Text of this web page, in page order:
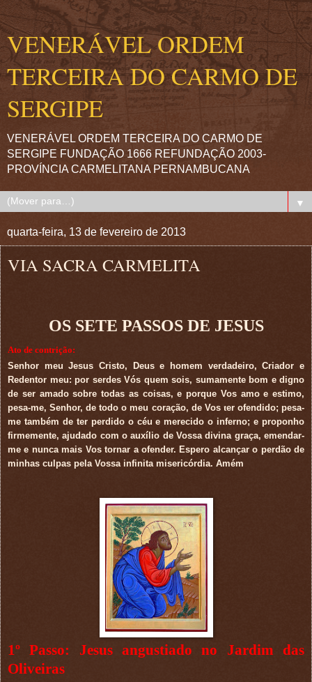
VENERÁVEL ORDEM
TERCEIRA DO CARMO DE
SERGIPE
VENERÁVEL ORDEM TERCEIRA DO CARMO DE
SERGIPE FUNDAÇÃO 1666 REFUNDAÇÃO 2003-
PROVÍNCIA CARMELITANA PERNAMBUCANA
▼
quarta-feira, 13 de fevereiro de 2013
VIA SACRA CARMELITA
OS SETE PASSOS DE JESUS
Ato de contrição:
Senhor meu Jesus Cristo, Deus e homem verdadeiro, Criador e
Redentor meu: por serdes Vós quem sois, sumamente bom e digno
de ser amado sobre todas as coisas, e porque Vos amo e estimo,
pesa-me, Senhor, de todo o meu coração, de Vos ter ofendido; pesa-
me também de ter perdido o céu e merecido o inferno; e proponho
firmemente, ajudado com o auxílio de Vossa divina graça, emendar-
me e nunca mais Vos tornar a ofender. Espero alcançar o perdão de
minhas culpas pela Vossa infinita misericórdia. Amém
1º Passo: Jesus angustiado no Jardim das
Oliveiras